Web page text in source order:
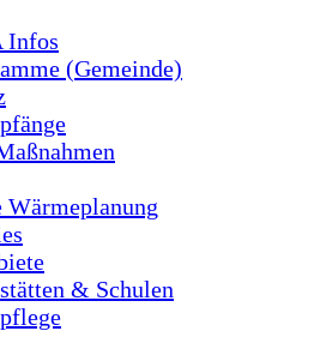
Infos
(Gemeinde)
& Schulen